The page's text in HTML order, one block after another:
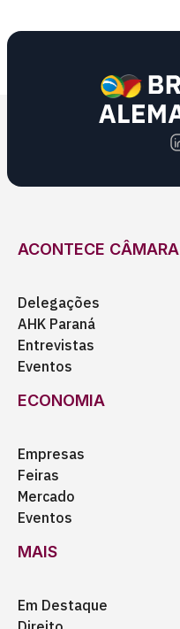
ACONTECE CÂMARA
Delegações
AHK Paraná
Entrevistas
Eventos
ECONOMIA
Empresas
Feiras
Mercado
Eventos
MAIS
Em Destaque